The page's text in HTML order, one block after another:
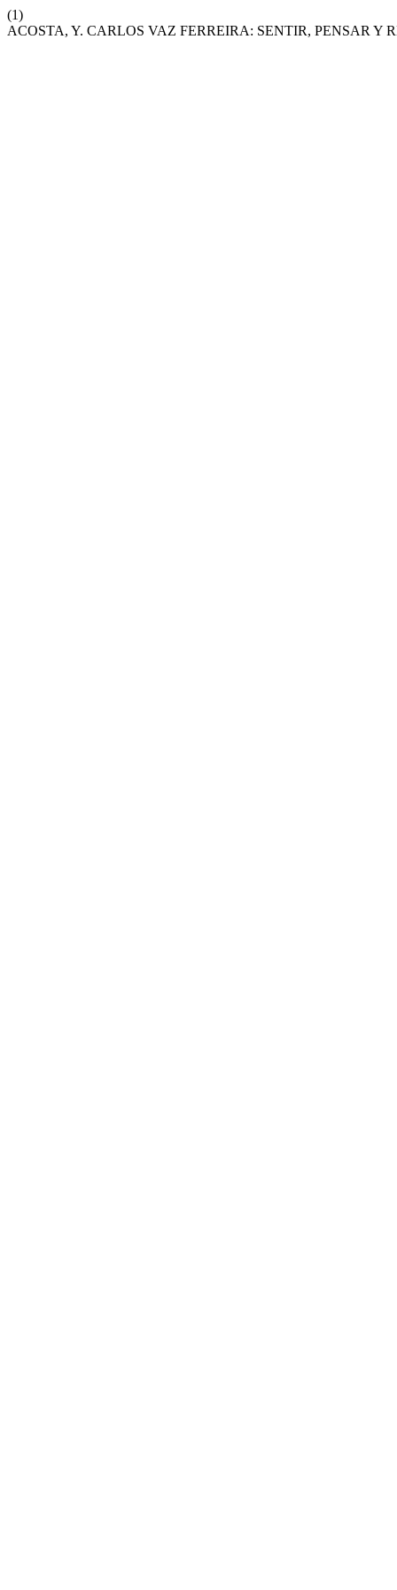
(1)
ACOSTA, Y. CARLOS VAZ FERREIRA: SENTIR, PENSAR Y